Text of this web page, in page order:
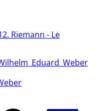
Riemann - Le